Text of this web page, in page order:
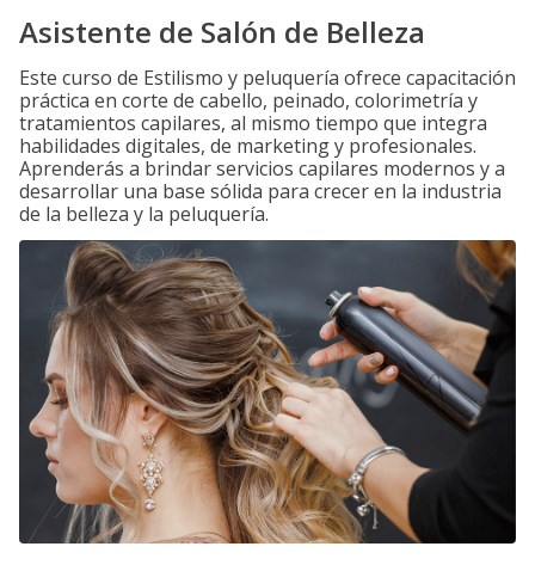
Asistente de Salón de Belleza
Este curso de Estilismo y peluquería ofrece capacitación
práctica en corte de cabello, peinado, colorimetría y
tratamientos capilares, al mismo tiempo que integra
habilidades digitales, de marketing y profesionales.
Aprenderás a brindar servicios capilares modernos y a
desarrollar una base sólida para crecer en la industria
de la belleza y la peluquería.